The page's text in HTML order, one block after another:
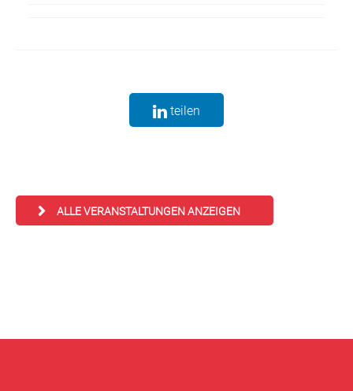
teilen
ALLE VERANSTALTUNGEN ANZEIGEN